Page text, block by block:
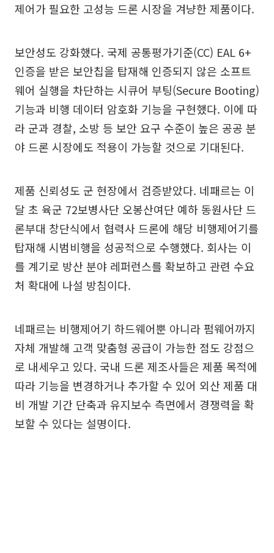
제어가 필요한 고성능 드론 시장을 겨냥한 제품이다.
보안성도 강화했다. 국제 공통평가기준(CC) EAL 6+
인증을 받은 보안칩을 탑재해 인증되지 않은 소프트
웨어 실행을 차단하는 시큐어 부팅(Secure Booting)
기능과 비행 데이터 암호화 기능을 구현했다. 이에 따
라 군과 경찰, 소방 등 보안 요구 수준이 높은 공공 분
야 드론 시장에도 적용이 가능할 것으로 기대된다.
제품 신뢰성도 군 현장에서 검증받았다. 네패르는 이
달 초 육군 72보병사단 오봉산여단 예하 동원사단 드
론부대 창단식에서 협력사 드론에 해당 비행제어기를
탑재해 시범비행을 성공적으로 수행했다. 회사는 이
를 계기로 방산 분야 레퍼런스를 확보하고 관련 수요
처 확대에 나설 방침이다.
네패르는 비행제어기 하드웨어뿐 아니라 펌웨어까지
자체 개발해 고객 맞춤형 공급이 가능한 점도 강점으
로 내세우고 있다. 국내 드론 제조사들은 제품 목적에
따라 기능을 변경하거나 추가할 수 있어 외산 제품 대
비 개발 기간 단축과 유지보수 측면에서 경쟁력을 확
보할 수 있다는 설명이다.